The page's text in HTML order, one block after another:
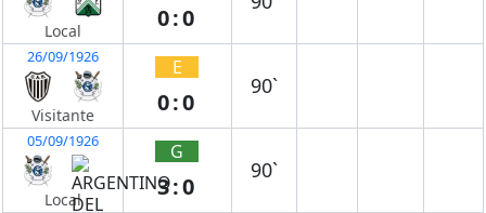
Local 0:0
26/09/1926
Visitante
E
0:0
90`
05/09/1926
Local
G
3:0
90`